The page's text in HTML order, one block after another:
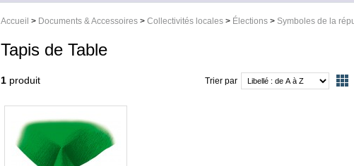
Accueil > Documents & Accessoires > Collectivités locales > Élections > Symboles de la
Tapis de Table
1 produit Trier par